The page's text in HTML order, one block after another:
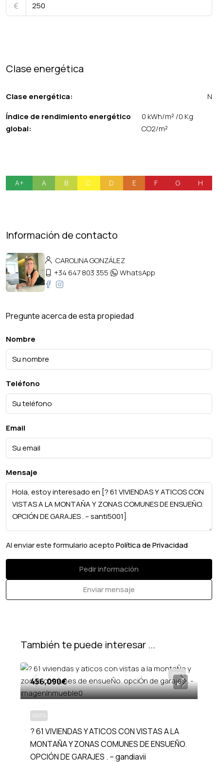
€
Clase energética
Clase energética:
N
Índice de rendimiento energético
global:
0 kWh/m² /0 Kg
CO2/m²
A+ A B C D E F G H
Información de contacto
CAROLINA GONZÁLEZ
+34 647 803 355
WhatsApp
Pregunte acerca de esta propiedad
Nombre
Teléfono
Email
Mensaje
Al enviar este formulario aceptoPolítica de Privacidad
Pedir información
Enviar mensaje
También te puede interesar ...
VENTA
456,090€
VENTA
? 61 VIVIENDAS Y ATICOS CON VISTAS A LA
MONTAÑA Y ZONAS COMUNES DE ENSUEÑO.
OPCIÓN DE GARAJES . – gandiavii